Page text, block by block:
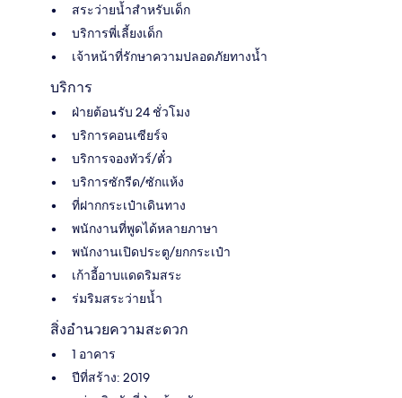
สระว่ายน้ำสำหรับเด็ก
บริการพี่เลี้ยงเด็ก
เจ้าหน้าที่รักษาความปลอดภัยทางน้ำ
บริการ
ฝ่ายต้อนรับ 24 ชั่วโมง
บริการคอนเซียร์จ
บริการจองทัวร์/ตั๋ว
บริการซักรีด/ซักแห้ง
ที่ฝากกระเป๋าเดินทาง
พนักงานที่พูดได้หลายภาษา
พนักงานเปิดประตู/ยกกระเป๋า
เก้าอี้อาบแดดริมสระ
ร่มริมสระว่ายน้ำ
สิ่งอำนวยความสะดวก
1 อาคาร
ปีที่สร้าง: 2019